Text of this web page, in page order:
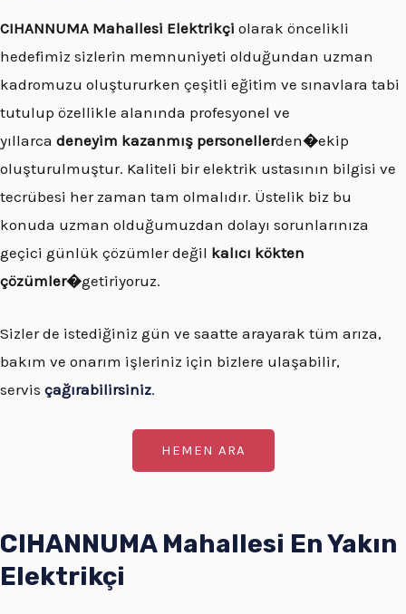
CIHANNUMA Mahallesi Elektrikçi olarak öncelikli
hedefimiz sizlerin memnuniyeti olduğundan uzman
kadromuzu oluştururken çeşitli eğitim ve sınavlara tabi
tutulup özellikle alanında profesyonel ve
yıllarca deneyim kazanmış personellerden�ekip
oluşturulmuştur. Kaliteli bir elektrik ustasının bilgisi ve
tecrübesi her zaman tam olmalıdır. Üstelik biz bu
konuda uzman olduğumuzdan dolayı sorunlarınıza
geçici günlük çözümler değil kalıcı kökten
çözümler�getiriyoruz.
Sizler de istediğiniz gün ve saatte arayarak tüm arıza,
bakım ve onarım işleriniz için bizlere ulaşabilir,
servis çağırabilirsiniz.
HEMEN ARA
CIHANNUMA Mahallesi En Yakın
Elektrikçi